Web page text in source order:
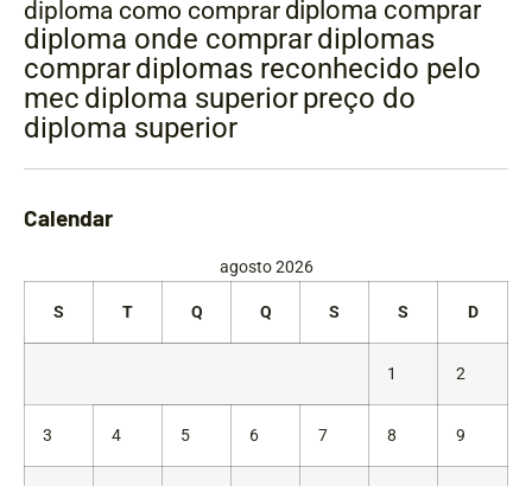
diploma como comprar diploma comprar
diploma onde comprardiplomas
comprardiplomas reconhecido pelo
mec diploma superiorpreço do
diploma superior
Calendar
agosto 2026
S T Q Q S S D
1 2
3 4 5 6 7 8 9